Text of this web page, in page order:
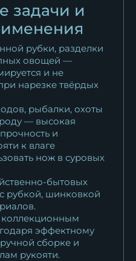
задачи и
рубки, разделки
овощей —
и не
нарезке твёрдых
рыбалки, охоты
— высокая
и
к влаге
нож в суровых
бытовых
рубкой, шинковкой
эффектному
сборке и
рукояти.